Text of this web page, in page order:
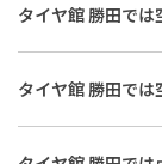
店前にお問い合わ
フまでお気軽にご
タイヤ館 勝田で
タイヤ館 勝田では
待ち時間が発生す
合わせいただくと
にご相談ください
タイヤ館 勝田で
タイヤ館 勝田で
に、長距離走行や